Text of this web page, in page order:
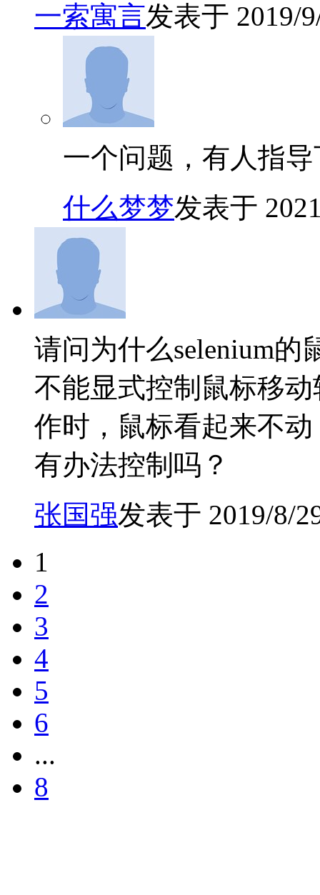
一索寓言发表于 2019/
一个问题，有人指
什么梦梦发表于
请问为什么selenium的
不能显式控制鼠标移
作时，鼠标看起来不
有办法控制吗？
张国强发表于 2019/8/
1
2
3
4
5
6
...
8